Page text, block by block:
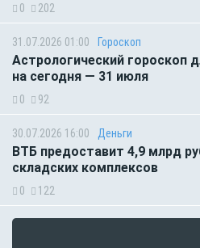
0 202
31.07.2026 01:00 Гороскоп
Астрологический гороскоп
на сегодня — 31 июля
0 92
30.07.2026 16:00 Деньги
ВТБ предоставит 4,9 млрд
складских комплексов
0 122